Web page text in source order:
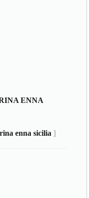
ENNA
enna sicilia ]